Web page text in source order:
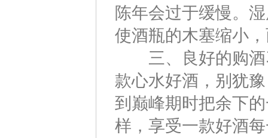
陈年会过于缓慢。
使酒瓶的木塞缩小
三、良好的购酒
款心水好酒，别犹
到巅峰期时把余下
样，享受一款好酒